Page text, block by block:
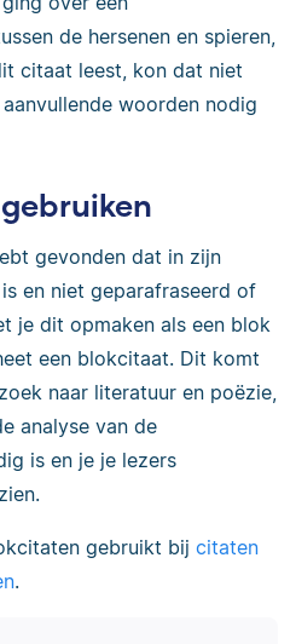
de hersenen en spieren,
citaat leest, kon dat niet
woorden nodig
gevonden dat in zijn
en niet geparafraseerd of
je dit opmaken als een blok
een blokcitaat. Dit komt
naar literatuur en poëzie,
analyse van de
is en je je lezers
gebruikt bij citaten
.